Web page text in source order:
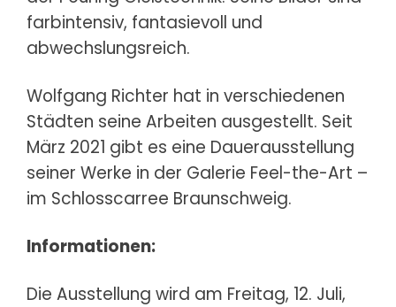
farbintensiv, fantasievoll und
abwechslungsreich.
Wolfgang Richter hat in verschiedenen
Städten seine Arbeiten ausgestellt. Seit
März 2021 gibt es eine Dauerausstellung
seiner Werke in der Galerie Feel-the-Art –
im Schlosscarree Braunschweig.
Informationen:
Die Ausstellung wird am Freitag, 12. Juli,